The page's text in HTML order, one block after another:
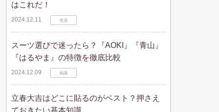
はこれだ！
2024.12.11 生活
スーツ選びで迷ったら？『AOKI』『青山』
『はるやま』の特徴を徹底比較
2024.12.09 知識
立春大吉はどこに貼るのがベスト？押さえ
ておきたい基本知識